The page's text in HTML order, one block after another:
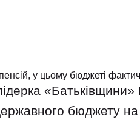
у цьому бюджеті
бюджету на